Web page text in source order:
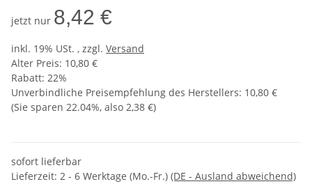
jetzt nur 8,42 €
inkl. 19% USt. , zzgl. Versand
Alter Preis: 10,80 €
Rabatt: 22%
Unverbindliche Preisempfehlung des Herstellers: 10,80 €
(Sie sparen 22.04%, also 2,38 €)
sofort lieferbar
Lieferzeit: 2 - 6 Werktage (Mo.-Fr.) (DE - Ausland abweichend)